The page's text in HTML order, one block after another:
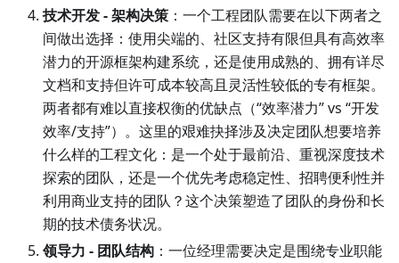
技术开发 - 架构决策 ：一个工程团队需要在以下两者之
间做出选择：使用尖端的、社区支持有限但具有高效率
潜力的开源框架构建系统，还是使用成熟的、拥有详尽
文档和支持但许可成本较高且灵活性较低的专有框架。
两者都有难以直接权衡的优缺点（“效率潜力” vs “开发
效率/支持”）。这里的艰难抉择涉及决定团队想要培养
什么样的工程文化：是一个处于最前沿、重视深度技术
探索的团队，还是一个优先考虑稳定性、招聘便利性并
利用商业支持的团队？这个决策塑造了团队的身份和长
期的技术债务状况。
领导力 - 团队结构 ：一位经理需要决定是围绕专业职能